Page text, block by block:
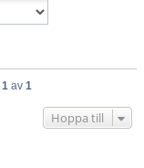
1av 1
Hoppa till